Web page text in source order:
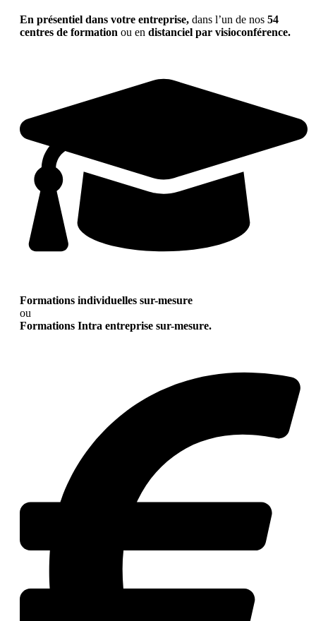
En présentiel dans votre entreprise, dans l’un de nos 54
centres de formation ou en distanciel par visioconférence.
Formations individuelles sur-mesure
ou
Formations Intra entreprise sur-mesure.